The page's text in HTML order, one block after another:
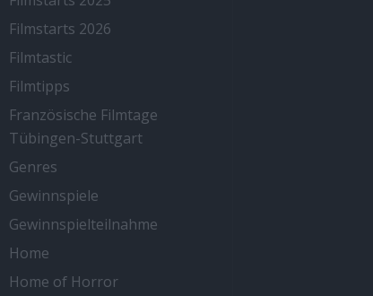
Filmstarts 2026
Filmtastic
Filmtipps
Französische Filmtage
Tübingen-Stuttgart
Genres
Gewinnspiele
Gewinnspielteilnahme
Home
Home of Horror